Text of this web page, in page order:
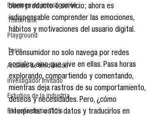
Informes de investigación
Think Tank
Playground
Tesis
Análisis de tendencias
Investigador Invitado
Estudios de la industria
Filosofía de las TIC´s
buen producto o servicio; ahora es
indispensable comprender las emociones,
hábitos y motivaciones del usuario digital.
El consumidor no solo navega por redes
sociales, sino que vive en ellas. Pasa horas
explorando, compartiendo y comentando,
mientras deja rastros de su comportamiento,
deseos y necesidades. Pero, ¿cómo
interpretar estos datos y traducirlos en